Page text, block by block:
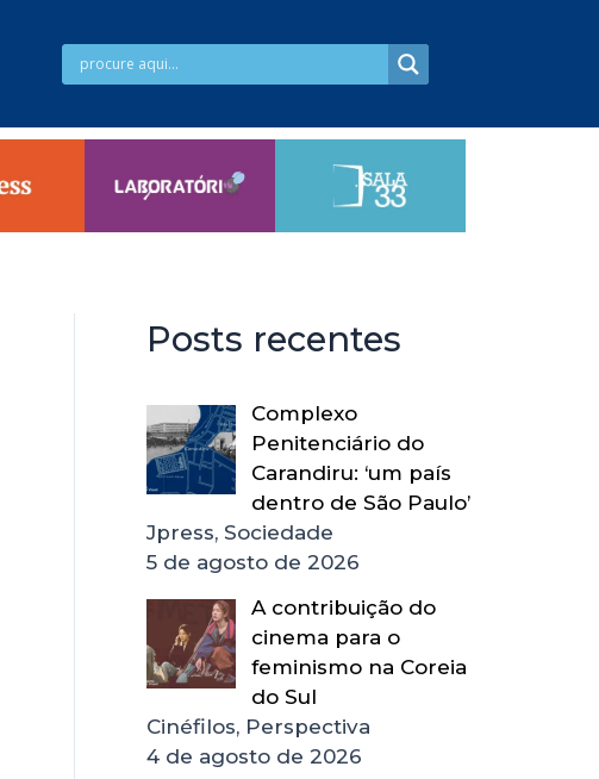
Posts recentes
Complexo
Penitenciário do
Carandiru: ‘um país
dentro de São Paulo’
Jpress, Sociedade
5 de agosto de 2026
A contribuição do
cinema para o
feminismo na Coreia
do Sul
Cinéfilos, Perspectiva
4 de agosto de 2026